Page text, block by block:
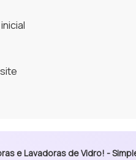
e Lavadoras de Vidro! -